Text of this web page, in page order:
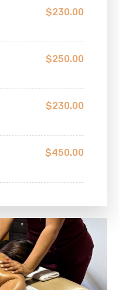
$230.00
$250.00
$230.00
$450.00